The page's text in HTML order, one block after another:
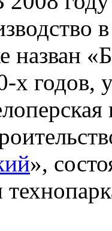
назван
х годов,
»,